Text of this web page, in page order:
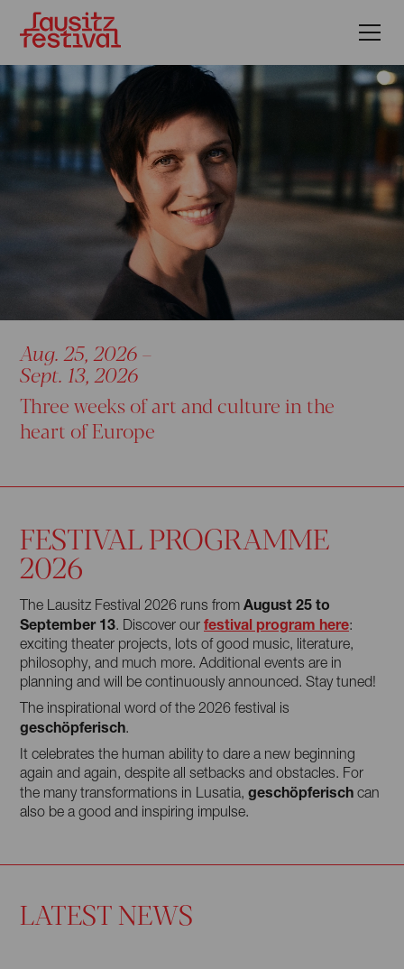
Three weeks of art and culture in the
heart of Europe
Aug. 25, 2026 –
Sept. 13, 2026
FESTIVAL PROGRAMME
2026
The Lausitz Festival 2026 runs from August 25 to
September 13. Discover our festival program here:
exciting theater projects, lots of good music, literature,
philosophy, and much more. Additional events are in
planning and will be continuously announced. Stay tuned!
The inspirational word of the 2026 festival is
geschöpferisch.
It celebrates the human ability to dare a new beginning
again and again, despite all setbacks and obstacles. For
the many transformations in Lusatia, geschöpferisch can
also be a good and inspiring impulse.
LATEST NEWS